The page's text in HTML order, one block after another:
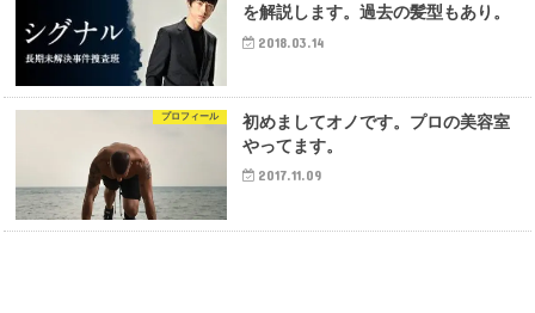
を解説します。過去の髪型もあり。
2018.03.14
プロフィール
初めましてオノです。プロの美容室
やってます。
2017.11.09